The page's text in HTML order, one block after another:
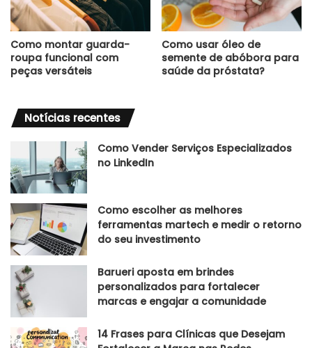
Como montar guarda-
roupa funcional com
peças versáteis
Como usar óleo de
semente de abóbora para
saúde da próstata?
Notícias recentes
Como Vender Serviços Especializados
no LinkedIn
Como escolher as melhores
ferramentas martech e medir o retorno
do seu investimento
Barueri aposta em brindes
personalizados para fortalecer
marcas e engajar a comunidade
14 Frases para Clínicas que Desejam